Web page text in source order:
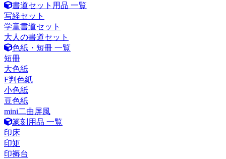
書道セット用品 一覧
写経セット
学童書道セット
大人の書道セット
色紙・短冊 一覧
短冊
大色紙
F判色紙
小色紙
豆色紙
mini二曲屏風
篆刻用品 一覧
印床
印矩
印褥台